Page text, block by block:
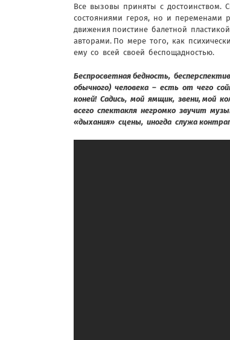
Все вызовы приняты с достоинством.
состояниями героя, но и переменами
движения поистине балетной
авторами. По мере того, как
ему со всей своей беспощадностью.
Беспросветная бедность,
обычного) человека – есть от чего
коней! Садись, мой ямщик, звени, мой
всего спектакля негромко звучит
«дыхания» сцены, иногда служа